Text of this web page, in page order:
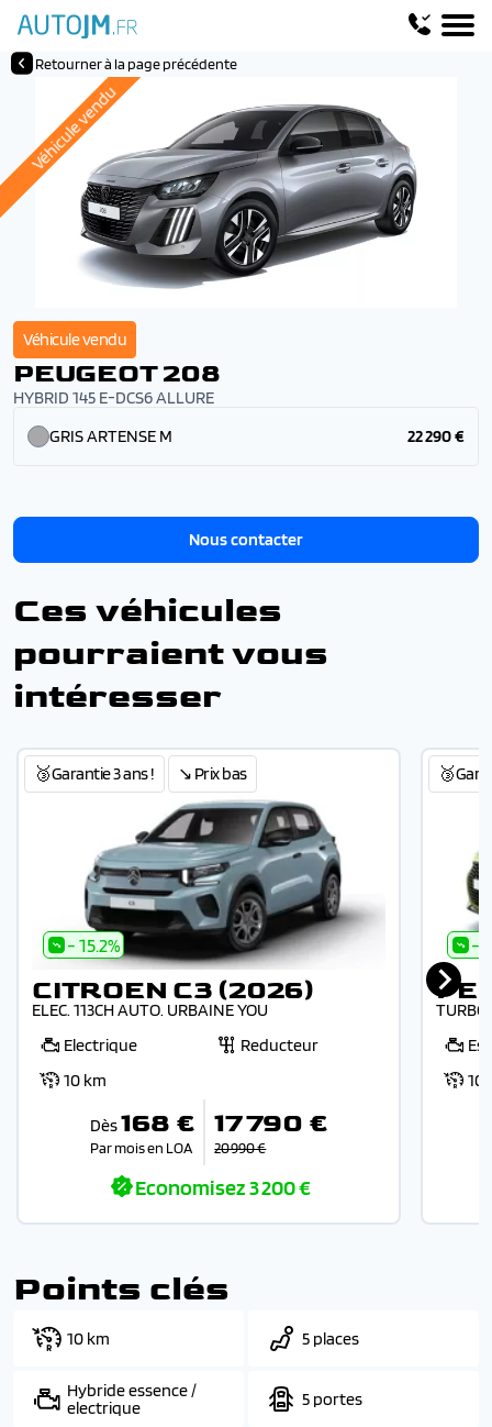
Retourner à la page précédente
Véhicule vendu
Véhicule vendu
PEUGEOT 208
HYBRID 145 E-DCS6 ALLURE
GRIS ARTENSE M
22 290 €
Nous contacter
Ces véhicules
pourraient vous
intéresser
🥉Garantie 3 ans ! ↘️ Prix bas
- 15.2%
CITROEN C3 (2026)
ELEC. 113CH AUTO. URBAINE YOU
Electrique
Reducteur
10 km
Dès168 €
Par mois en LOA
17 790 €
20 990 €
Economisez3 200 €
-
TURBO
10
Points clés
10 km 5 places
Hybride essence /
electrique
5 portes